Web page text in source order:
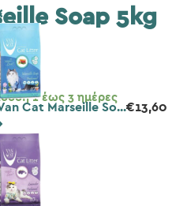
Cat Marseille So...€13,60
Soap 5kg
1 έως 3 ημέρες